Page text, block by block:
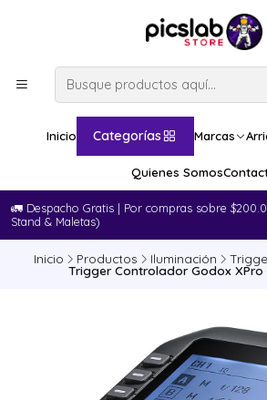
Inicio Categorías Marcas
Quienes Somos
🚛​ Despacho Gratis | Por compras sobre
Stand & Maletas)
Inicio Productos Iluminación
Trigger Controlador Godox XPro